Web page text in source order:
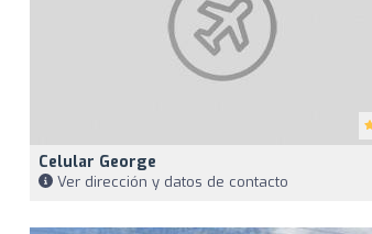
Celular George
Ver dirección y datos de contacto